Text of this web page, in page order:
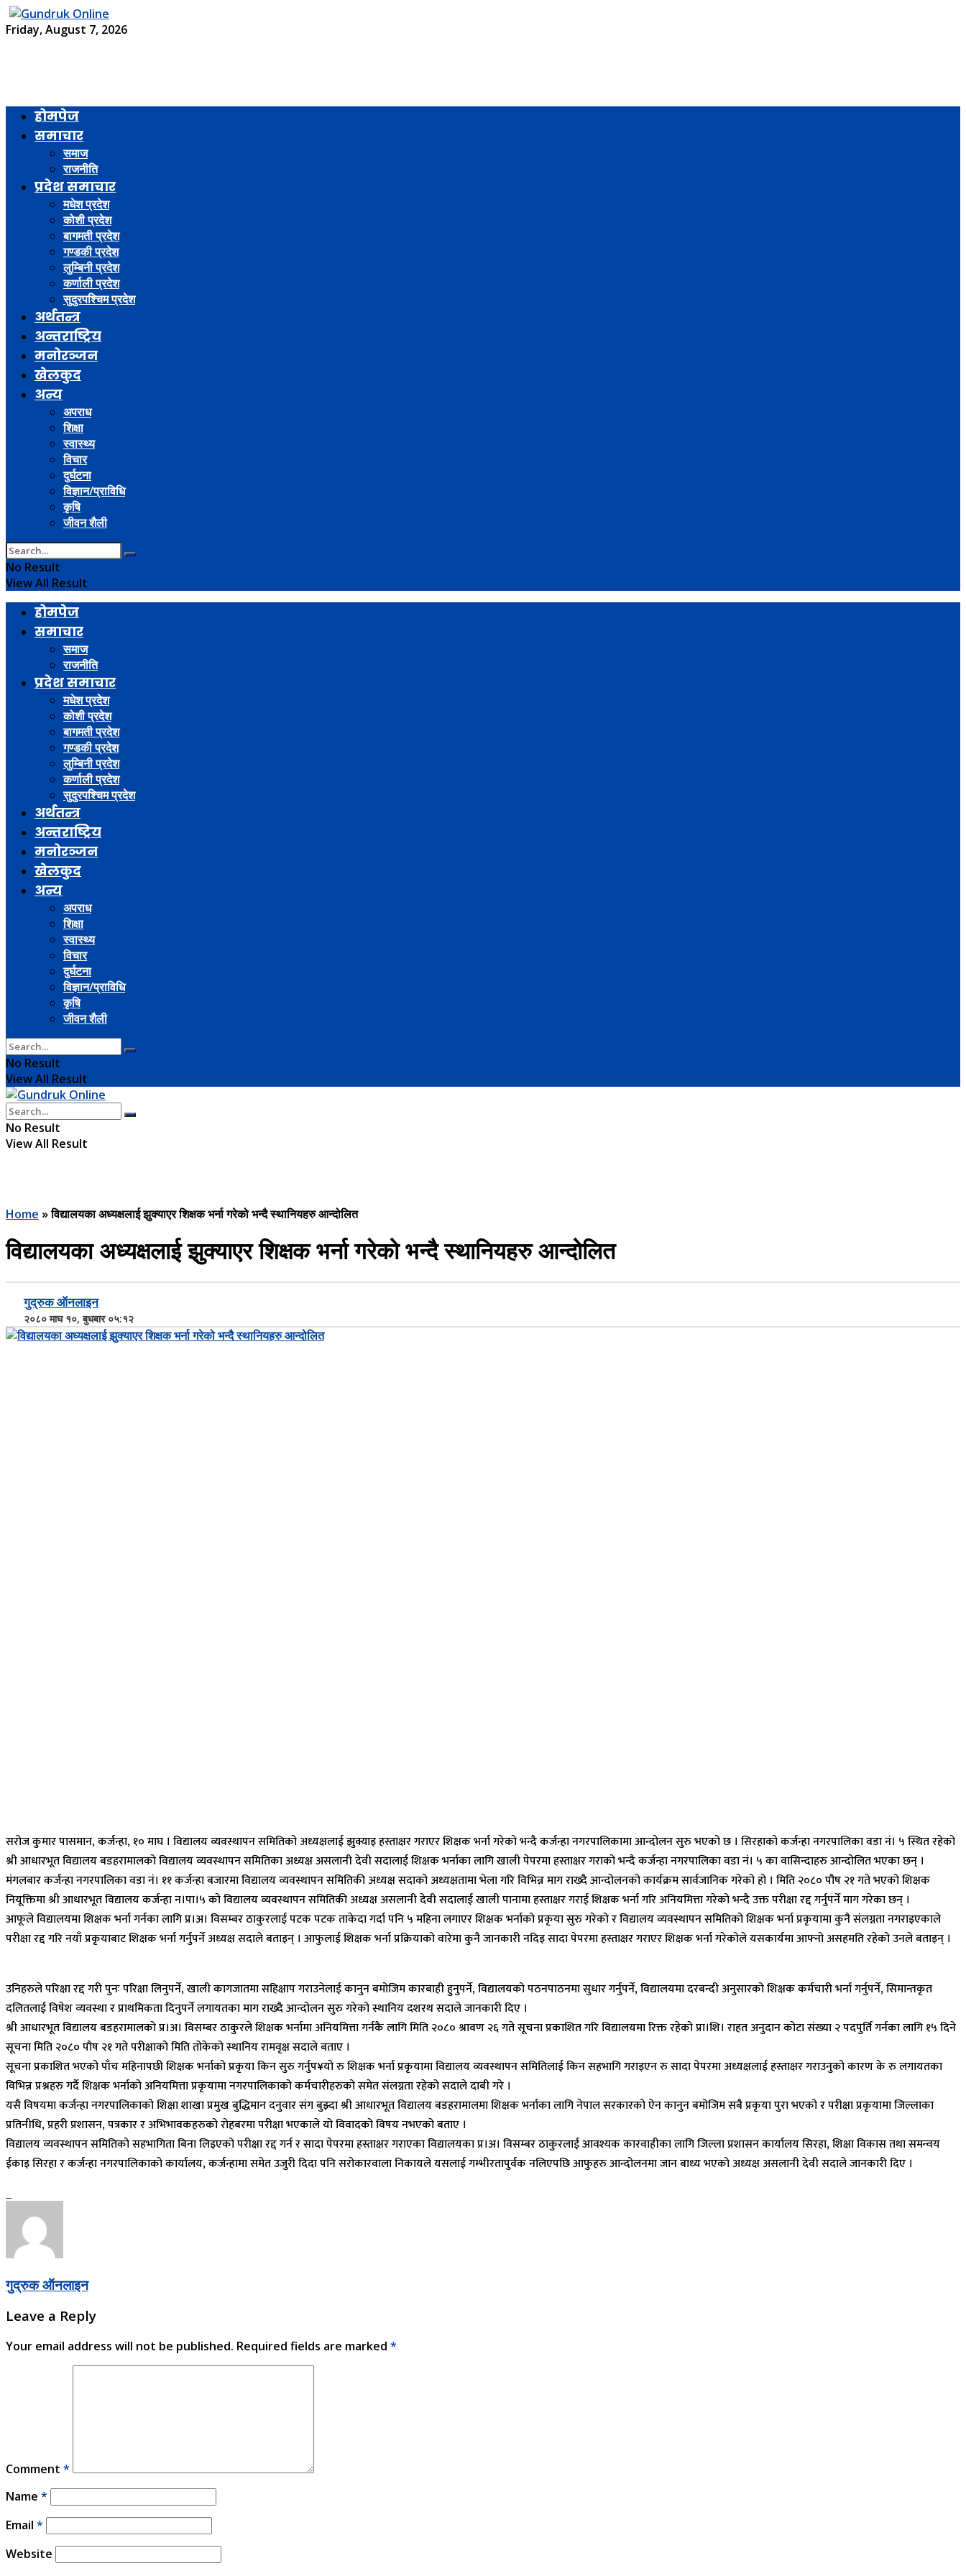
Friday, August 7, 2026
होमपेज
समाचार
समाज
राजनीति
प्रदेश समाचार
मधेश प्रदेश
कोशी प्रदेश
बागमती प्रदेश
गण्डकी प्रदेश
लुम्बिनी प्रदेश
कर्णाली प्रदेश
सुदुरपश्चिम प्रदेश
अर्थतन्त्र
अन्तराष्ट्रिय
मनोरञ्जन
खेलकुद
अन्य
अपराध
शिक्षा
स्वास्थ्य
विचार
दुर्घटना
विज्ञान/प्राविधि
कृषि
जीवन शैली
No Result
View All Result
होमपेज
समाचार
समाज
राजनीति
प्रदेश समाचार
मधेश प्रदेश
कोशी प्रदेश
बागमती प्रदेश
गण्डकी प्रदेश
लुम्बिनी प्रदेश
कर्णाली प्रदेश
सुदुरपश्चिम प्रदेश
अर्थतन्त्र
अन्तराष्ट्रिय
मनोरञ्जन
खेलकुद
अन्य
अपराध
शिक्षा
स्वास्थ्य
विचार
दुर्घटना
विज्ञान/प्राविधि
कृषि
जीवन शैली
No Result
View All Result
No Result
View All Result
Home »विद्यालयका अध्यक्षलाई झुक्याएर शिक्षक भर्ना गरेको भन्दै स्थानियहरु आन्दोलित
विद्यालयका अध्यक्षलाई झुक्याएर शिक्षक भर्ना गरेको भन्दै स्थानियहरु आन्दोलित
गुद्रुक ऑनलाइन
२०८० माघ १०, बुधबार ०५:१२
सरोज कुमार पासमान, कर्जन्हा, १० माघ । विद्यालय व्यवस्थापन समितिको अध्यक्षलाई झुक्याइ हस्ताक्षर गराएर शिक्षक भर्ना गरेको भन्दै कर्जन्हा नगरपालिकामा आन्दोलन सुरु भएको छ । सिरहाको कर्जन्हा नगरपालिका वडा नं। ५ स्थित रहेको
श्री आधारभूत विद्यालय बडहरामालको विद्यालय व्यवस्थापन समितिका अध्यक्ष असलानी देवी सदालाई शिक्षक भर्नाका लागि खाली पेपरमा हस्ताक्षर गराको भन्दै कर्जन्हा नगरपालिका वडा नं। ५ का वासिन्दाहरु आन्दोलित भएका छन् ।
मंगलबार कर्जन्हा नगरपालिका वडा नं। ११ कर्जन्हा बजारमा विद्यालय व्यवस्थापन समितिकी अध्यक्ष सदाको अध्यक्षतामा भेला गरि विभिन्न माग राख्दै आन्दोलनको कार्यक्रम सार्वजानिक गरेको हो । मिति २०८० पौष २१ गते भएको शिक्षक
नियूक्तिमा श्री आधारभूत विद्यालय कर्जन्हा न।पा।५ को विद्यालय व्यवस्थापन समितिकी अध्यक्ष असलानी देवी सदालाई खाली पानामा हस्ताक्षर गराई शिक्षक भर्ना गरि अनियमित्ता गरेको भन्दै उक्त परीक्षा रद्द गर्नुपर्ने माग गरेका छन् ।
आफूले विद्यालयमा शिक्षक भर्ना गर्नका लागि प्र।अ। विसम्बर ठाकुरलाई पटक पटक ताकेदा गर्दा पनि ५ महिना लगाएर शिक्षक भर्नाको प्रकृया सुरु गरेको र विद्यालय व्यवस्थापन समितिको शिक्षक भर्ना प्रकृयामा कुनै संलग्नता नगराइएकाले
परीक्षा रद्द गरि नयाँ प्रकृयाबाट शिक्षक भर्ना गर्नुपर्ने अध्यक्ष सदाले बताइन् । आफुलाई शिक्षक भर्ना प्रक्रियाको वारेमा कुनै जानकारी नदिइ सादा पेपरमा हस्ताक्षर गराएर शिक्षक भर्ना गरेकोले यसकार्यमा आफ्नो असहमति रहेको उनले बताइन् ।
उनिहरुले परिक्षा रद्द गरी पुनः परिक्षा लिनुपर्ने, खाली कागजातमा सहिक्षाप गराउनेलाई कानुन बमोजिम कारबाही हुनुपर्ने, विद्यालयको पठनपाठनमा सुधार गर्नुपर्ने, विद्यालयमा दरबन्दी अनुसारको शिक्षक कर्मचारी भर्ना गर्नुपर्ने, सिमान्तकृत
दलितलाई विषेश व्यवस्था र प्राथमिकता दिनुपर्ने लगायतका माग राख्दै आन्दोलन सुरु गरेको स्थानिय दशरथ सदाले जानकारी दिए ।
श्री आधारभूत विद्यालय बडहरामालको प्र।अ। विसम्बर ठाकुरले शिक्षक भर्नामा अनियमित्ता गर्नकै लागि मिति २०८० श्रावण २६ गते सूचना प्रकाशित गरि विद्यालयमा रिक्त रहेको प्रा।शि। राहत अनुदान कोटा संख्या २ पदपुर्ति गर्नका लागि १५ दिने
सूचना मिति २०८० पौष २१ गते परीक्षाको मिति तोकेको स्थानिय रामवृक्ष सदाले बताए ।
सूचना प्रकाशित भएको पाँच महिनापछी शिक्षक भर्नाको प्रकृया किन सुरु गर्नुप¥यो रु शिक्षक भर्ना प्रकृयामा विद्यालय व्यवस्थापन समितिलाई किन सहभागि गराइएन रु सादा पेपरमा अध्यक्षलाई हस्ताक्षर गराउनुको कारण के रु लगायतका
विभिन्न प्रश्नहरु गर्दै शिक्षक भर्नाको अनियमित्ता प्रकृयामा नगरपालिकाको कर्मचारीहरुको समेत संलग्नता रहेको सदाले दाबी गरे ।
यसै विषयमा कर्जन्हा नगरपालिकाको शिक्षा शाखा प्रमुख बुद्धिमान दनुवार संग बुझ्दा श्री आधारभूत विद्यालय बडहरामालमा शिक्षक भर्नाका लागि नेपाल सरकारको ऐन कानुन बमोजिम सबै प्रकृया पुरा भएको र परीक्षा प्रकृयामा जिल्लाका
प्रतिनीधि, प्रहरी प्रशासन, पत्रकार र अभिभावकहरुको रोहबरमा परीक्षा भएकाले यो विवादको विषय नभएको बताए ।
विद्यालय व्यवस्थापन समितिको सहभागिता बिना लिइएको परीक्षा रद्द गर्न र सादा पेपरमा हस्ताक्षर गराएका विद्यालयका प्र।अ। विसम्बर ठाकुरलाई आवश्यक कारवाहीका लागि जिल्ला प्रशासन कार्यालय सिरहा, शिक्षा विकास तथा समन्वय
ईकाइ सिरहा र कर्जन्हा नगरपालिकाको कार्यालय, कर्जन्हामा समेत उजुरी दिदा पनि सरोकारवाला निकायले यसलाई गम्भीरतापुर्वक नलिएपछि आफुहरु आन्दोलनमा जान बाध्य भएको अध्यक्ष असलानी देवी सदाले जानकारी दिए ।
गुद्रुक ऑनलाइन
Leave a Reply
Your email address will not be published. Required fields are marked *
Comment *
Name *
Email *
Website